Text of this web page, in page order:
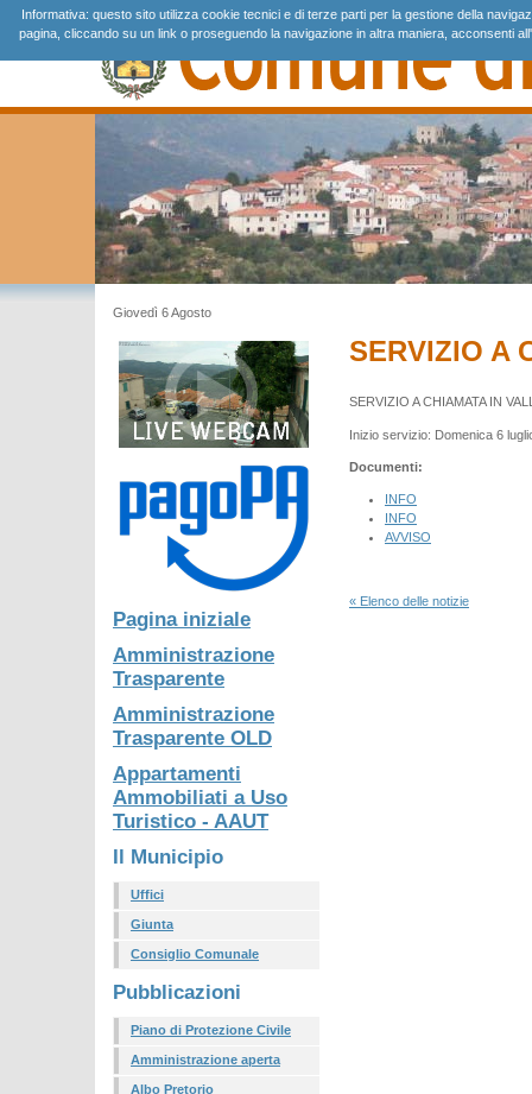
Giovedì 6 Agosto
Pagina iniziale
Amministrazione
Trasparente
Amministrazione
Trasparente OLD
Appartamenti
Ammobiliati a Uso
Turistico - AAUT
Il Municipio
Uffici
Giunta
Consiglio Comunale
Pubblicazioni
Piano di Protezione Civile
Amministrazione aperta
Albo Pretorio
SERVIZIO A
SERVIZIO A CHIAMATA IN
Inizio servizio: Domenica 6
Documenti:
INFO
INFO
AVVISO
« Elenco delle notizie
Informativa: questo sito utilizza cookie tecnici e di terze parti per la gestione della
pagina, cliccando su un link o proseguendo la navigazione in altra maniera, acconsenti